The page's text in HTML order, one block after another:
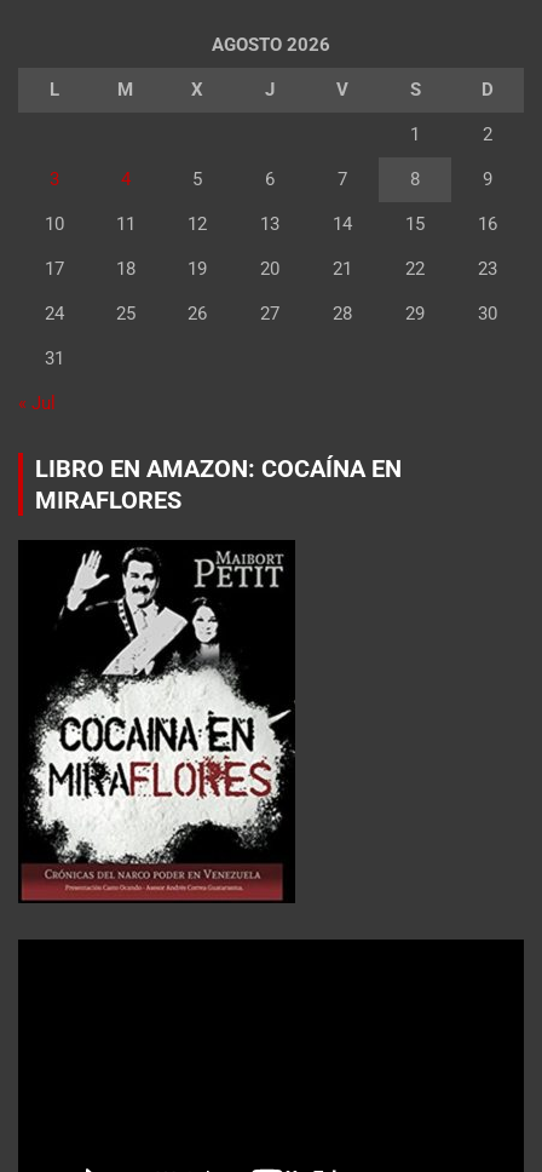
AGOSTO 2026
L M X J V S D
1 2
3 4 5 6 7 8 9
10 11 12 13 14 15 16
17 18 19 20 21 22 23
24 25 26 27 28 29 30
31
« Jul
LIBRO EN AMAZON: COCAÍNA EN
MIRAFLORES